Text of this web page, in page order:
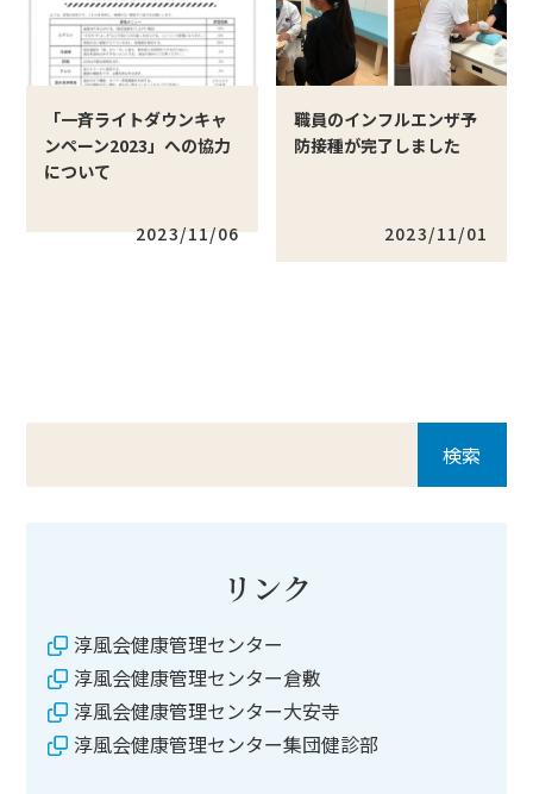
「一斉ライトダウンキャ
ンペーン2023」への協力
について
2023/11/06
職員のインフルエンザ予
防接種が完了しました
2023/11/01
リンク
淳風会健康管理センター
淳風会健康管理センター倉敷
淳風会健康管理センター大安寺
淳風会健康管理センター集団健診部